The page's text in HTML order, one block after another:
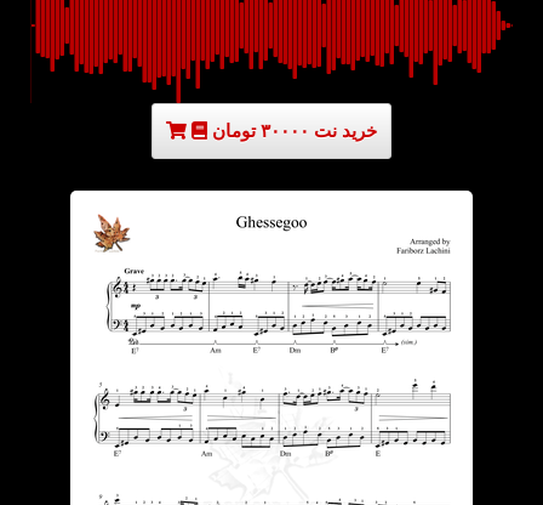
خرید نت ۳۰۰۰۰ تومان